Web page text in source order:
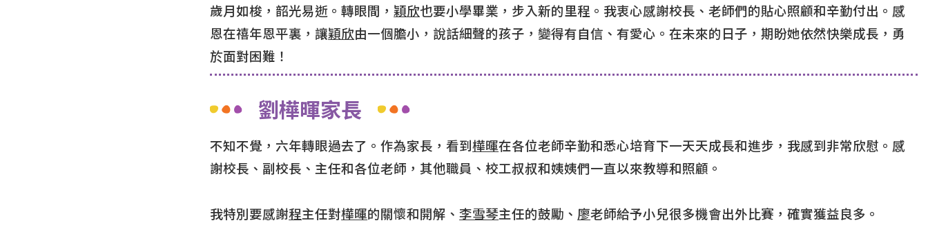
歲月如梭，韶光易逝。轉眼間，穎欣也要小學畢業，步入新的里程。我衷心感謝校長、老師們的貼心照顧和辛勤付出。感
恩在禧年恩平裏，讓穎欣由一個膽小，說話細聲的孩子，變得有自信、有愛心。在未來的日子，期盼她依然快樂成長，勇
於面對困難！
劉樺暉家長
不知不覺，六年轉眼過去了。作為家長，看到樺暉在各位老師辛勤和悉心培育下一天天成長和進步，我感到非常欣慰。感
謝校長、副校長、主任和各位老師，其他職員、校工叔叔和姨姨們一直以來教導和照顧。
我特別要感謝程主任對樺暉的關懷和開解、李雪琴主任的鼓勵、 廖老師給予小兒很多機會出外比賽，確實獲益良多。